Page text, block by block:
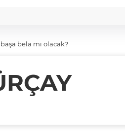
bela mı olacak?